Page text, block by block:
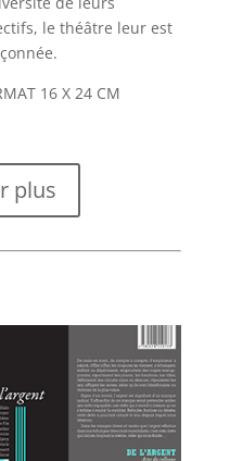
le théâtre leur est
16 X 24 CM
plus